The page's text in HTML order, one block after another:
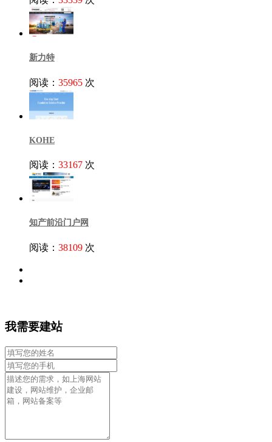
新力特
阅读： 35965 次
KOHE
阅读： 33167 次
知产前沿门户网
阅读： 38109 次
我需要建站